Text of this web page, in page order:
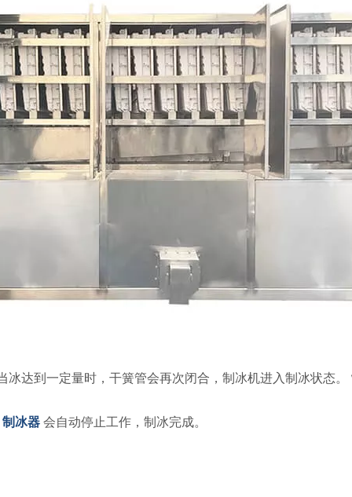
达到一定量时，干簧管会再次闭合，制冰机进入制冰状态。
制冰器 会自动停止工作，制冰完成。